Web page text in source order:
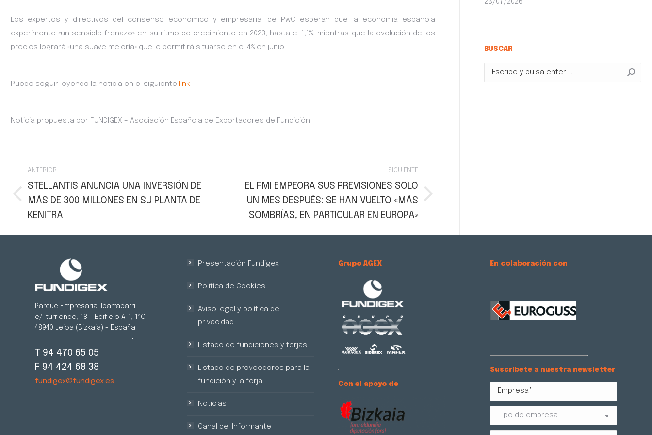
Los expertos y directivos del consenso económico y empresarial de PwC esperan que la economía española
experimente «un sensible frenazo» en su ritmo de crecimiento en 2023, hasta el 1,1%, mientras que la evolución de los
precios logrará «una suave mejoría» que le permitirá situarse en el 4% en junio.
Puede seguir leyendo la noticia en el siguiente link
Noticia propuesta por FUNDIGEX – Asociación Española de Exportadores de Fundición
entre
publicaciones
ANTERIOR
Publicación
anterior:
STELLANTIS ANUNCIA UNA INVERSIÓN DE
MÁS DE 300 MILLONES EN SU PLANTA DE
KENITRA
SIGUIENTE
Publicación
siguiente:
EL FMI EMPEORA SUS PREVISIONES SOLO
UN MES DESPUÉS: SE HAN VUELTO «MÁS
SOMBRÍAS, EN PARTICULAR EN EUROPA»
28/07/2026
BUSCAR
Buscar:
Parque Empresarial Ibarrabarri
c/ Iturriondo, 18 - Edificio A-1, 1ºC
48940 Leioa (Bizkaia) - España
T 94 470 65 05
F 94 424 68 38
fundigex@fundigex.es
Presentación Fundigex
Política de Cookies
Aviso legal y política de
privacidad
Listado de fundiciones y forjas
Listado de proveedores para la
fundición y la forja
Noticias
Canal del Informante
Grupo AGEX
Con el apoyo de
En colaboración con
Suscríbete a nuestra newsletter